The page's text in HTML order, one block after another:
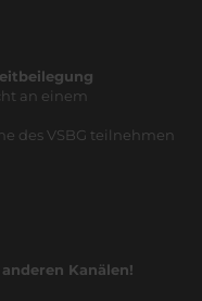
an einem
des VSBG teilnehmen
Kanälen!